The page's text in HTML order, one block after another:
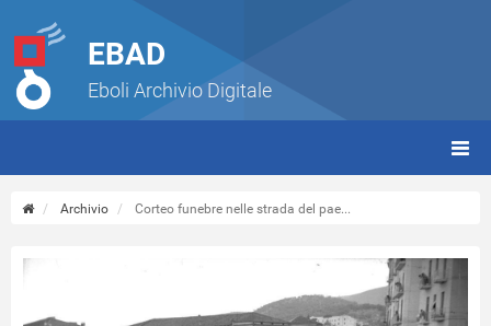
EBAD
Eboli Archivio Digitale
Archivio Corteo funebre nelle strada del pae...